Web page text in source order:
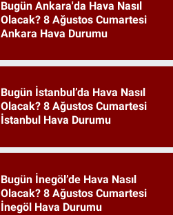
Bugün Ankara'da Hava Nasıl
Olacak? 8 Ağustos Cumartesi
Ankara Hava Durumu
Bugün İstanbul’da Hava Nasıl
Olacak? 8 Ağustos Cumartesi
İstanbul Hava Durumu
Bugün İnegöl’de Hava Nasıl
Olacak? 8 Ağustos Cumartesi
İnegöl Hava Durumu